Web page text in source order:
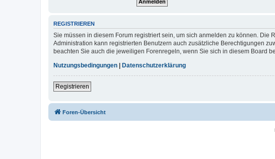
REGISTRIEREN
Sie müssen in diesem Forum registriert sein, um sich anmelden zu können.
Administration kann registrierten Benutzern auch zusätzliche Berechtigungen
beachten Sie auch die jeweiligen Forenregeln, wenn Sie sich in diesem Board
Nutzungsbedingungen
Datenschutzerklärung
Registrieren
Foren-Übersicht